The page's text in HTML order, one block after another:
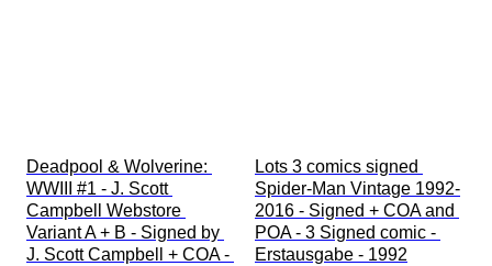
Deadpool & Wolverine:
WWIII #1 - J. Scott
Campbell Webstore
Variant A + B - Signed by
J. Scott Campbell + COA -
Lots 3 comics signed
Spider-Man Vintage 1992-
2016 - Signed + COA and
POA - 3 Signed comic -
Erstausgabe - 1992